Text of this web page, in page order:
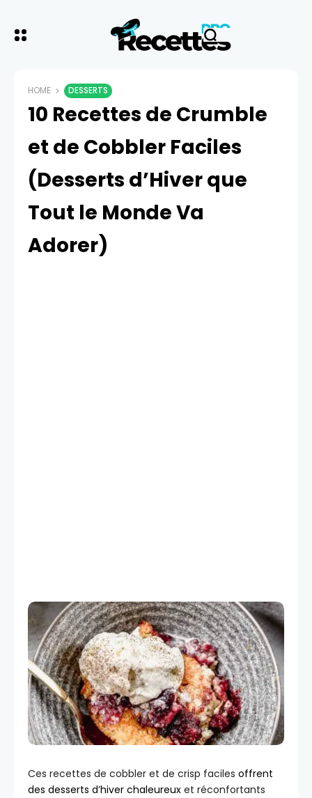
HOME DESSERTS
10 Recettes de Crumble
et de Cobbler Faciles
(Desserts d’Hiver que
Tout le Monde Va
Adorer)
Ces recettes de cobbler et de crisp faciles offrent
des desserts d’hiver chaleureux et réconfortants